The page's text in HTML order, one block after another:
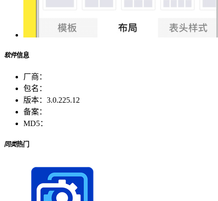
软件信息
厂商：
包名：
版本： 3.0.225.12
备案：
MD5：
同类热门